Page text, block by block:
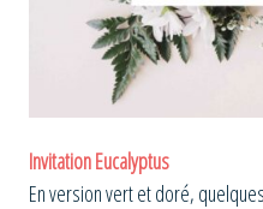
Invitation Eucalyptus
En version vert et doré,